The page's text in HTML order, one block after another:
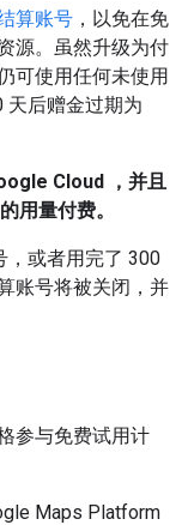
算账号 ，以免在免
源。虽然升级为付
可使用任何未使用
天后赠金过期为
Cloud ，并且
用量付费。
，或者用完了 300
账号将被关闭，并
参与免费试用计
Maps Platform